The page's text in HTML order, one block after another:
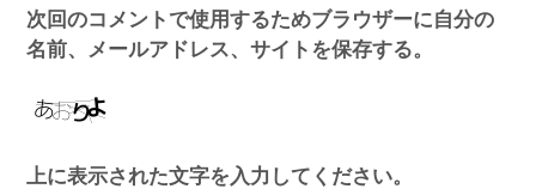
次回のコメントで使用するためブラウザーに自分の
名前、メールアドレス、サイトを保存する。
上に表示された文字を入力してください。